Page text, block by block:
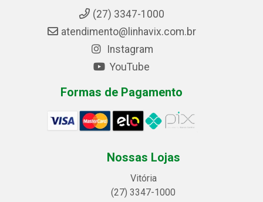
(27) 3347-1000
atendimento@linhavix.com.br
Instagram
YouTube
Formas de Pagamento
Nossas Lojas
Vitória
(27) 3347-1000